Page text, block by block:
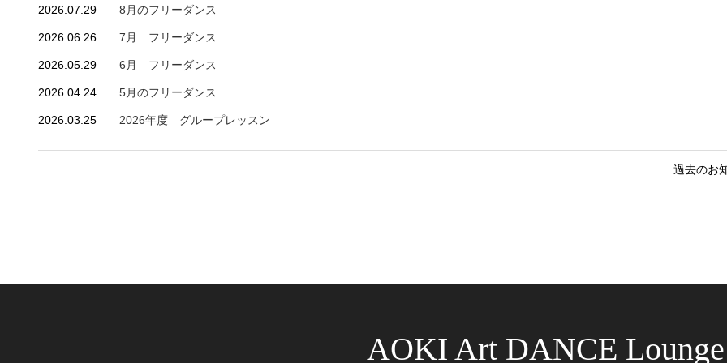
2026.07.29 8月のフリーダンス
2026.06.26 7月 フリーダンス
2026.05.29 6月 フリーダンス
2026.04.24 5月のフリーダンス
2026.03.25 2026年度 グループレッスン
過去のお
AOKI Art DANCE Lounge